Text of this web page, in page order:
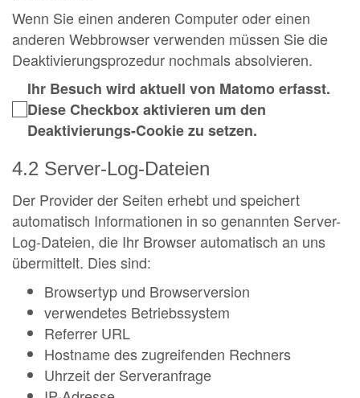
Wenn Sie einen anderen Computer oder einen
anderen Webbrowser verwenden müssen Sie die
Deaktivierungsprozedur nochmals absolvieren.
Ihr Besuch wird aktuell von Matomo erfasst.
Diese Checkbox aktivieren um den
Deaktivierungs-Cookie zu setzen.
4.2 Server-Log-Dateien
Der Provider der Seiten erhebt und speichert
automatisch Informationen in so genannten Server-
Log-Dateien, die Ihr Browser automatisch an uns
übermittelt. Dies sind:
Browsertyp und Browserversion
verwendetes Betriebssystem
Referrer URL
Hostname des zugreifenden Rechners
Uhrzeit der Serveranfrage